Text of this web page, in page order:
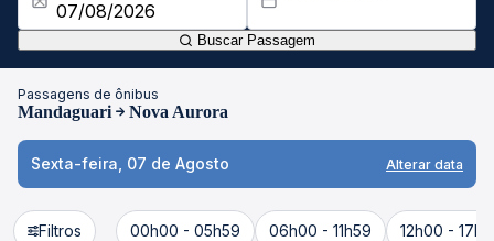
Buscar Passagem
Passagens de ônibus
Mandaguari Nova Aurora
Sexta-feira, 07 de Agosto Alterar data
Filtros 00h00 - 05h59 06h00 - 11h59 12h00 -